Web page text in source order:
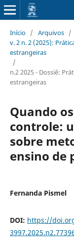
Início / Arquivos /
v. 2 n. 2 (2025):
estrangeiras
/
n.2 2025 - Dossiê:
estrangeiras
Quando
controle:
sobre
ensino de
Fernanda Pismel
DOI: https://